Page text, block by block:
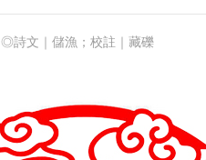
◎詩文｜儲漁；校註｜藏礫